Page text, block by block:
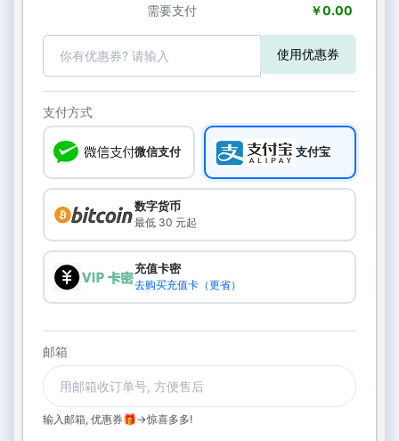
需要支付
￥0.00
使用优惠券
支付方式
微信支付 支付宝
数字货币
最低 30 元起
充值卡密
去购买充值卡（更省）
邮箱
输入邮箱, 优惠券🎁->惊喜多多!